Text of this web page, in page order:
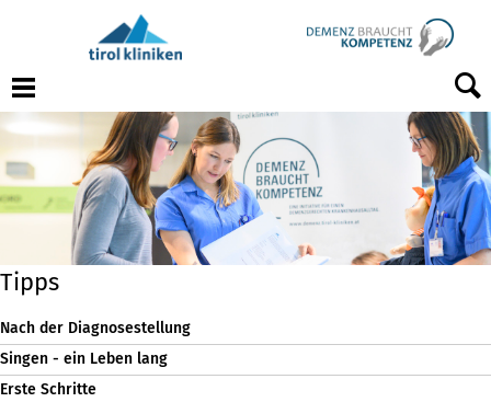
Menu
Tipps
Nach der Diagnosestellung
Singen - ein Leben lang
Erste Schritte